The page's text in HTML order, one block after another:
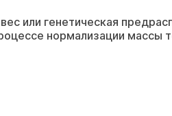
или генетическая
нормализации массы